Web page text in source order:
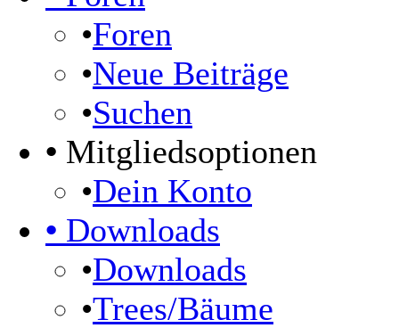
•Foren
•Neue Beiträge
•Suchen
• Mitgliedsoptionen
•Dein Konto
• Downloads
•Downloads
•Trees/Bäume